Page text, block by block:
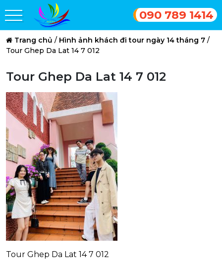
090 789 1414
Trang chủ / Hình ảnh khách đi tour ngày 14 tháng 7 /
Tour Ghep Da Lat 14 7 012
Tour Ghep Da Lat 14 7 012
Tour Ghep Da Lat 14 7 012